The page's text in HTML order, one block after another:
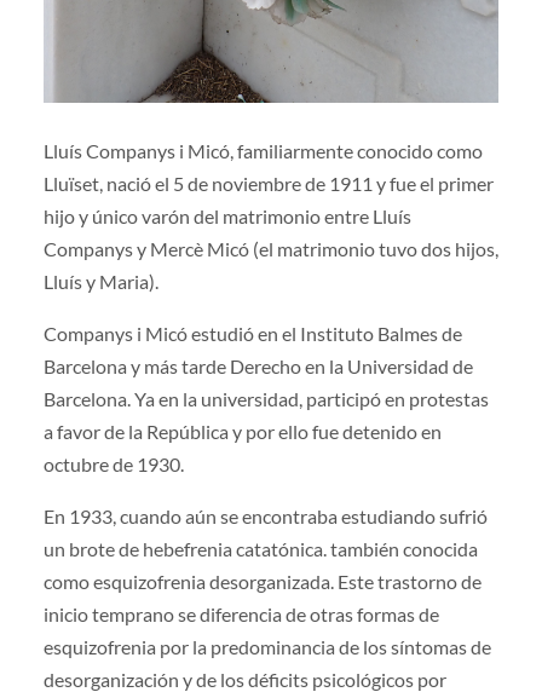
Lluís Companys i Micó, familiarmente conocido como
Lluïset, nació el 5 de noviembre de 1911 y fue el primer
hijo y único varón del matrimonio entre Lluís
Companys y Mercè Micó (el matrimonio tuvo dos hijos,
Lluís y Maria).
Companys i Micó estudió en el Instituto Balmes de
Barcelona y más tarde Derecho en la Universidad de
Barcelona. Ya en la universidad, participó en protestas
a favor de la República y por ello fue detenido en
octubre de 1930.
En 1933, cuando aún se encontraba estudiando sufrió
un brote de hebefrenia catatónica. también conocida
como esquizofrenia desorganizada. Este trastorno de
inicio temprano se diferencia de otras formas de
esquizofrenia por la predominancia de los síntomas de
desorganización y de los déficits psicológicos por